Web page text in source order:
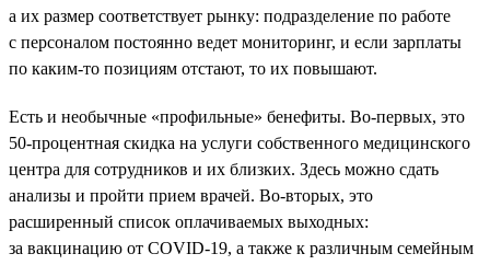
а их размер соответствует рынку: подразделение по работе
с персоналом постоянно ведет мониторинг, и если зарплаты
по каким-то позициям отстают, то их повышают.
Есть и необычные «профильные» бенефиты. Во-первых, это
50‑процентная скидка на услуги собственного медицинского
центра для сотрудников и их близких. Здесь можно сдать
анализы и пройти прием врачей. Во-вторых, это
расширенный список оплачиваемых выходных:
за вакцинацию от COVID-19, а также к различным семейным